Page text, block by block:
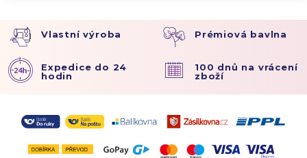
Vlastní výroba Prémiová bavlna
Expedice do 24
hodin
100 dnů na vrácení
zboží